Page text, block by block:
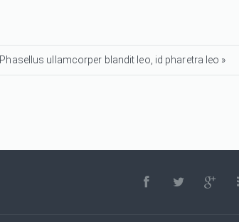
Phasellus ullamcorper blandit leo, id pharetra leo »